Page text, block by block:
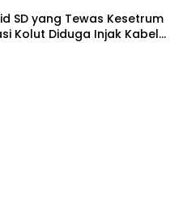
SD yang Tewas Kesetrum
Kolut Diduga Injak Kabel